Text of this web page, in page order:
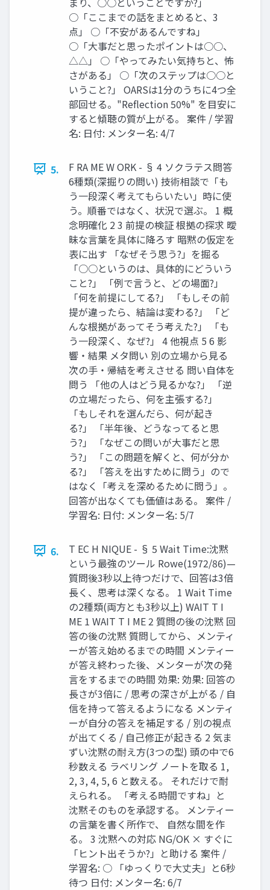
○「ここまでの話をまとめると、3
点」 ○「不安があるんですね」
○「大事だと思ったポイントは○○、
△△」 ○「やってみたい気持ちと、怖
さがある」 ○「次のステップは○○と
いうこと?」 OARSは1分のうちに4つ全
部回せる。"Reflection 50%" を目安に
すると傾聴の質が上がる。 案件 / 学習
名: 日付: メンター名: 4/7
5.
F RA ME W ORK - § 4 ソクラテス問答
6種類(深掘りの問い) 技術相談で「も
う一段深く考えてもらいたい」時に使
う。順番ではなく、状況で選ぶ。 1 概
念明確化 2 3 前提の検証 根拠の探求 曖
昧な言葉を具体に降ろす 暗黙の仮定を
表に出す 「なぜそう思う?」を掘る
「○○というのは、具体的にどういう
こと?」 「例で言うと、どの場面?」
「何を前提にしてる?」 「もしその前
提が違ったら、結論は変わる?」 「ど
んな根拠があってそう考えた?」 「も
う一段深く、なぜ?」 4 他視点 5 6 影
響・結果 メタ問い 別の立場から見る
次の手・帰結を考えさせる 問い自体を
問う 「他の人はどう見るかな?」 「逆
の立場だったら、何を主張する?」
「もしそれを選んだら、何が起き
る?」 「半年後、どうなってると思
う?」 「なぜこの問いが大事だと思
う?」 「この問題を解くと、何が分か
る?」 「答えを出すために問う」ので
はなく「考えを深めるために問う」。
回答が出なくても価値はある。 案件 /
学習名: 日付: メンター名: 5/7
6.
T EC H NIQUE - § 5 Wait Time:沈黙
という最強のツール Rowe(1972/86)—
質問後3秒以上待つだけで、回答は3倍
長く、思考は深くなる。 1 Wait Time
の2種類(両方とも3秒以上) WAIT T I
ME 1 WAIT T I ME 2 質問の後の沈黙 回
答の後の沈黙 質問してから、メンティ
ーが答え始めるまでの時間 メンティー
が答え終わった後、メンターが次の発
言をするまでの時間 効果: 効果: 回答の
長さが3倍に / 思考の深さが上がる / 自
信を持って答えるようになる メンティ
ーが自分の答えを補足する / 別の視点
が出てくる / 自己修正が起きる 2 気ま
ずい沈黙の耐え方(3つの型) 頭の中で6
秒数える ラベリング ノートを取る 1,
2, 3, 4, 5, 6 と数える。 それだけで耐
えられる。 「考える時間ですね」と
沈黙そのものを承認する。 メンティー
の言葉を書く所作で、 自然な間を作
る。 3 沈黙への対応 NG/OK × すぐに
「ヒント出そうか?」と助ける 案件 /
学習名: ○ 「ゆっくりで大丈夫」と6秒
待つ 日付: メンター名: 6/7